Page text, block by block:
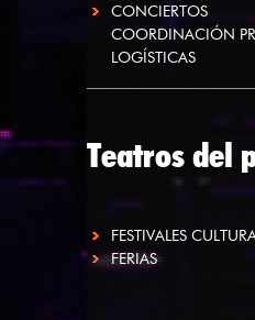
CONCIERTOS
COORDINACIÓN
LOGÍSTICAS
Teatros del
FESTIVALES
FERIAS